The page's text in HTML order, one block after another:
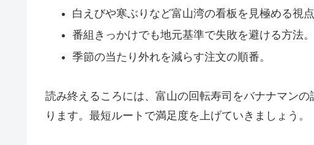
白えびや寒ぶりなど富山湾の看板を見極める視点
番組きっかけでも地元基準で失敗を避ける方法。
季節の当たり外れを減らす注文の順番。
読み終えるころには、富山の回転寿司をバナナマン
ります。最短ルートで満足度を上げていきましょう。